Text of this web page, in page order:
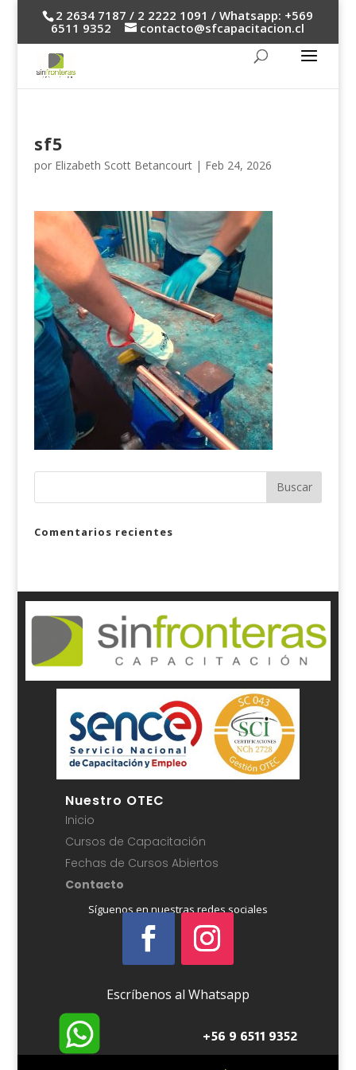
2 2634 7187 / 2 2222 1091 / Whatsapp: +569
6511 9352
contacto@sfcapacitacion.cl
sf5
por Elizabeth Scott Betancourt| Feb 24, 2026
Comentarios recientes
Nuestro OTEC
Inicio
Cursos de Capacitación
Fechas de Cursos Abiertos
Contacto
Síguenos en nuestras redes sociales
Escríbenos al Whatsapp
+56 9 6511 9352